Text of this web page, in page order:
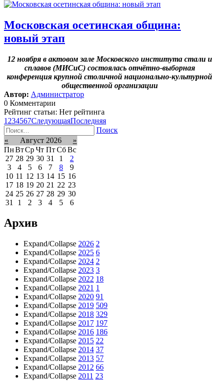
Московская осетинская община:
новый этап
12 ноября в актовом зале Московского института стали и
сплавов (МИСиС) состоялась отчётно-выборная
конференция крупной столичной национально-культурной
общественной организации
Автор: Администратор
0 Комментарии
Рейтинг статьи: Нет рейтинга
1 234567СледующаяПоследняя
Поиск
«
Август 2026
»
ПнВтСрЧт Пт Сб Вс
27 28 29 30 31 1
2
3
4 5 6 7 8
9
10 11 12 13 14 15 16
17 18 19 20 21 22 23
24 25 26 27 28 29 30
31
1 2 3 4 5 6
Архив
Expand/Collapse 2026 2
Expand/Collapse 2025 6
Expand/Collapse 2024 2
Expand/Collapse 2023 3
Expand/Collapse 2022 18
Expand/Collapse 2021 1
Expand/Collapse 2020 91
Expand/Collapse 2019 509
Expand/Collapse 2018 329
Expand/Collapse 2017 197
Expand/Collapse 2016 186
Expand/Collapse 2015 22
Expand/Collapse 2014 37
Expand/Collapse 2013 57
Expand/Collapse 2012 66
Expand/Collapse 2011 23